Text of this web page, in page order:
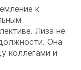
к
Лиза не
Она
коллегами и